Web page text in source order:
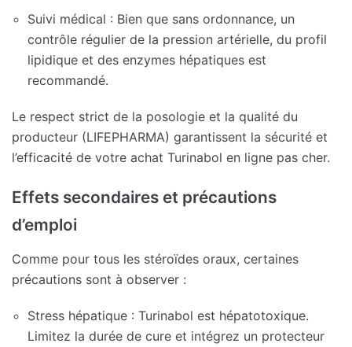
Suivi médical : Bien que sans ordonnance, un
contrôle régulier de la pression artérielle, du profil
lipidique et des enzymes hépatiques est
recommandé.
Le respect strict de la posologie et la qualité du
producteur (LIFEPHARMA) garantissent la sécurité et
l’efficacité de votre achat Turinabol en ligne pas cher.
Effets secondaires et précautions
d’emploi
Comme pour tous les stéroïdes oraux, certaines
précautions sont à observer :
Stress hépatique : Turinabol est hépatotoxique.
Limitez la durée de cure et intégrez un protecteur